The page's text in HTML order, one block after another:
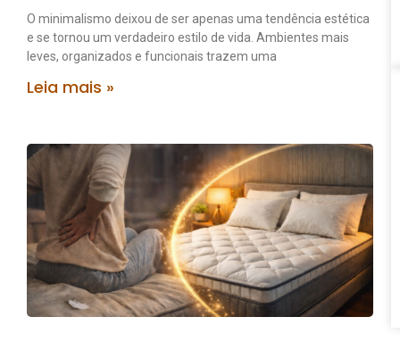
O minimalismo deixou de ser apenas uma tendência estética
e se tornou um verdadeiro estilo de vida. Ambientes mais
leves, organizados e funcionais trazem uma
Leia mais »